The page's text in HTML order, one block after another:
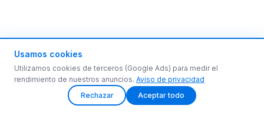
Usamos cookies
Utilizamos cookies de terceros (Google Ads) para medir el
rendimiento de nuestros anuncios. Aviso de privacidad
Rechazar
Aceptar todo